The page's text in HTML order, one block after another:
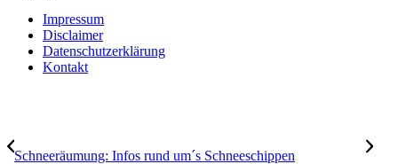
Impressum
Disclaimer
Datenschutzerklärung
Kontakt
Schneeräumung: Infos rund um´s Schneeschippen